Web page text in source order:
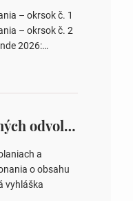
– okrsok č. 1
– okrsok č. 2
2026:
…
Oznámenie o podaných odvolaniach a upovedomenie účastníkov konania o obsahu podaných odvolani – Verejná vyhláška
a
o obsahu
vyhláška